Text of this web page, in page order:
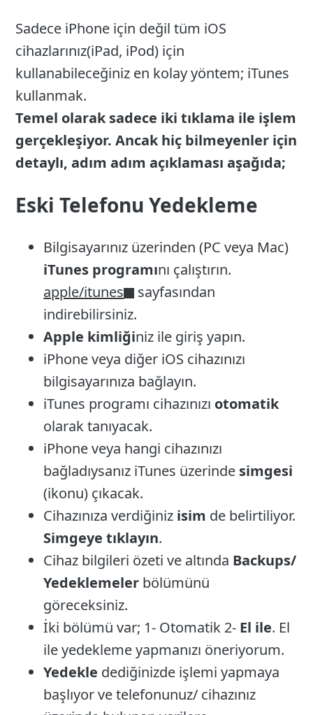
Sadece iPhone için değil tüm iOS
cihazlarınız(iPad, iPod) için
kullanabileceğiniz en kolay yöntem; iTunes
kullanmak.
Temel olarak sadece iki tıklama ile işlem
gerçekleşiyor. Ancak hiç bilmeyenler için
detaylı, adım adım açıklaması aşağıda;
Eski Telefonu Yedekleme
Bilgisayarınız üzerinden (PC veya Mac)
iTunes programını çalıştırın.
apple/itunes
sayfasından
indirebilirsiniz.
Apple kimliğiniz ile giriş yapın.
iPhone veya diğer iOS cihazınızı
bilgisayarınıza bağlayın.
iTunes programı cihazınızı otomatik
olarak tanıyacak.
iPhone veya hangi cihazınızı
bağladıysanız iTunes üzerinde simgesi
(ikonu) çıkacak.
Cihazınıza verdiğiniz isim de belirtiliyor.
Simgeye tıklayın.
Cihaz bilgileri özeti ve altında Backups/
Yedeklemeler bölümünü
göreceksiniz.
İki bölümü var; 1- Otomatik 2- El ile. El
ile yedekleme yapmanızı öneriyorum.
Yedekle dediğinizde işlemi yapmaya
başlıyor ve telefonunuz/ cihazınız